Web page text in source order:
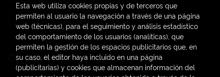
Papelería / material oficina
Consumo Sostenible
Contacto
Esta web utiliza cookies propias y de terceros que
permiten al usuario la navegación a través de una página
web (técnicas), para el seguimiento y análisis estadístico
del comportamiento de los usuarios (analíticas), que
permiten la gestión de los espacios publicitarios que, en
su caso, el editor haya incluido en una página
(publicitarias) y cookies que almacenan información del